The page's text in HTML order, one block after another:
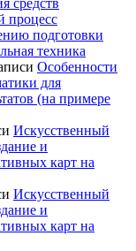
средств
процесс
подготовки
техника
Особенности
для
(на примере
Искусственный
и
карт на
Искусственный
и
карт на